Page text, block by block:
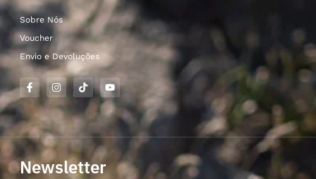
Sobre Nós
Voucher
Envio e Devoluções
Newsletter